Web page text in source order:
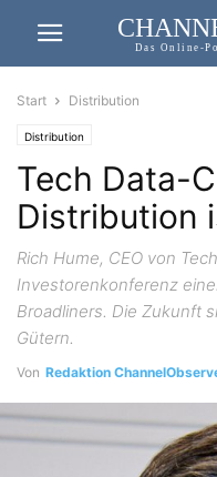
Das Online-
Start Distribution
Distribution
Tech Data-
Distribution
Rich Hume, CEO von
Investorenkonferenz
Broadliners. Die Zukunft
Gütern.
Von Redaktion